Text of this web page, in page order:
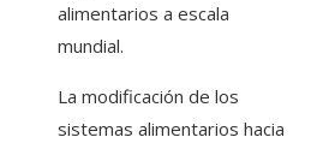
alimentarios a escala
mundial.
La modificación de los
sistemas alimentarios hacia